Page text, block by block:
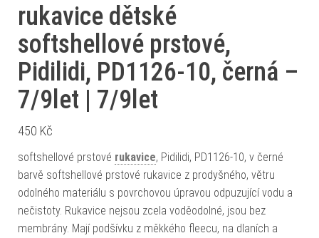
rukavice dětské
softshellové prstové,
Pidilidi, PD1126-10, černá –
7/9let | 7/9let
450 Kč
softshellové prstové rukavice, Pidilidi, PD1126-10, v černé
barvě softshellové prstové rukavice z prodyšného, větru
odolného materiálu s povrchovou úpravou odpuzující vodu a
nečistoty. Rukavice nejsou zcela voděodolné, jsou bez
membrány. Mají podšívku z měkkého fleecu, na dlaních a